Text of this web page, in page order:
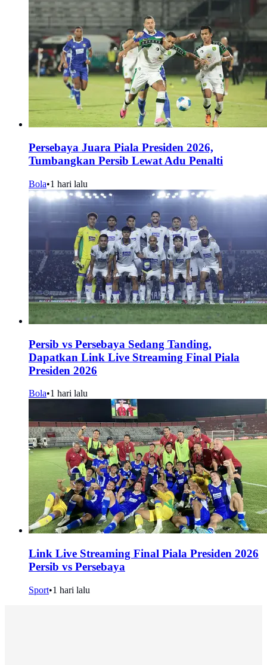
Persebaya Juara Piala Presiden 2026,
Tumbangkan Persib Lewat Adu Penalti
Bola•1 hari lalu
Persib vs Persebaya Sedang Tanding,
Dapatkan Link Live Streaming Final Piala
Presiden 2026
Bola•1 hari lalu
Link Live Streaming Final Piala Presiden 2026
Persib vs Persebaya
Sport•1 hari lalu